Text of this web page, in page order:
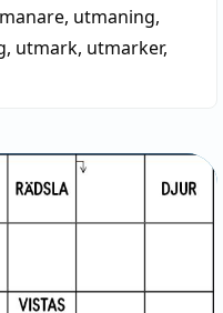
, utmaning,
, utmark, utmarker,